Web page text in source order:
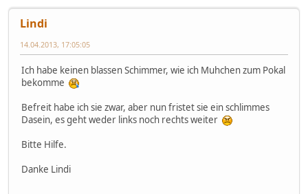
Lindi
14.04.2013, 17:05:05
Ich habe keinen blassen Schimmer, wie ich Muhchen zum Pokal
bekomme
Befreit habe ich sie zwar, aber nun fristet sie ein schlimmes
Dasein, es geht weder links noch rechts weiter
Bitte Hilfe.
Danke Lindi